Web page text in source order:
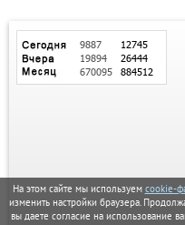
На этом сайте мы используем cookie-
изменить настройки браузера.
вы даете согласие на использование